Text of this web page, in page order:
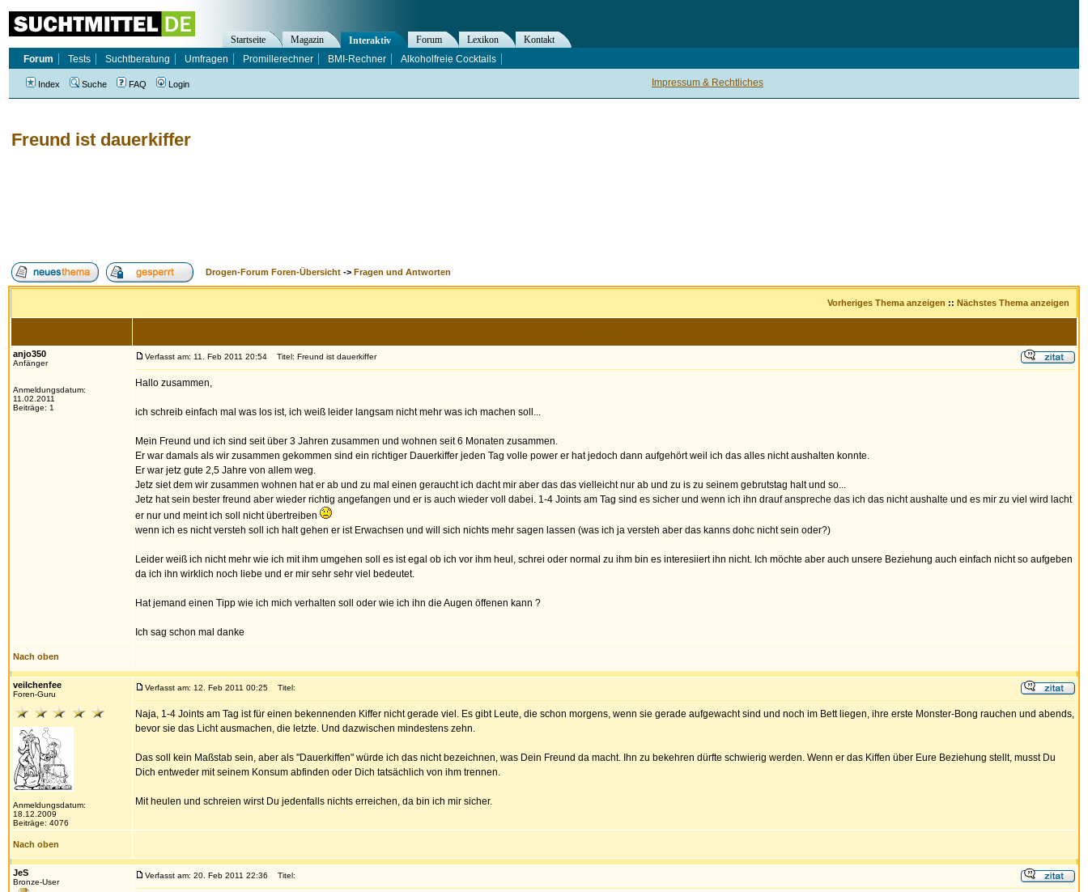
Freund ist dauerkiffer
Drogen-Forum Foren-Übersicht -> Fragen und Antworten
Vorheriges Thema anzeigen :: Nächstes Thema anzeigen
anjo350
Anfänger
Anmeldungsdatum:
11.02.2011
Beiträge: 1
Verfasst am: 11. Feb 2011 20:54 Titel: Freund ist dauerkiffer
Hallo zusammen,
ich schreib einfach mal was los ist, ich weiß leider langsam nicht mehr was ich machen soll...
Mein Freund und ich sind seit über 3 Jahren zusammen und wohnen seit 6 Monaten zusammen.
Er war damals als wir zusammen gekommen sind ein richtiger Dauerkiffer jeden Tag volle power er hat jedoch dann aufgehört weil ich das alles nicht aushalten konnte.
Er war jetz gute 2,5 Jahre von allem weg.
Jetz siet dem wir zusammen wohnen hat er ab und zu mal einen geraucht ich dacht mir aber das das vielleicht nur ab und zu is zu seinem gebrutstag halt und so...
Jetz hat sein bester freund aber wieder richtig angefangen und er is auch wieder voll dabei. 1-4 Joints am Tag sind es sicher und wenn ich ihn drauf anspreche das ich das nicht aushalte und es mir zu viel wird lacht
er nur und meint ich soll nicht übertreiben
wenn ich es nicht versteh soll ich halt gehen er ist Erwachsen und will sich nichts mehr sagen lassen (was ich ja versteh aber das kanns dohc nicht sein oder?)
Leider weiß ich nicht mehr wie ich mit ihm umgehen soll es ist egal ob ich vor ihm heul, schrei oder normal zu ihm bin es interesiiert ihn nicht. Ich möchte aber auch unsere Beziehung auch einfach nicht so aufgeben
da ich ihn wirklich noch liebe und er mir sehr sehr viel bedeutet.
Hat jemand einen Tipp wie ich mich verhalten soll oder wie ich ihn die Augen öffenen kann ?
Ich sag schon mal danke
Nach oben
veilchenfee
Foren-Guru
Anmeldungsdatum:
18.12.2009
Beiträge: 4076
Verfasst am: 12. Feb 2011 00:25 Titel:
Naja, 1-4 Joints am Tag ist für einen bekennenden Kiffer nicht gerade viel. Es gibt Leute, die schon morgens, wenn sie gerade aufgewacht sind und noch im Bett liegen, ihre erste Monster-Bong rauchen und abends,
bevor sie das Licht ausmachen, die letzte. Und dazwischen mindestens zehn.
Das soll kein Maßstab sein, aber als "Dauerkiffen" würde ich das nicht bezeichnen, was Dein Freund da macht. Ihn zu bekehren dürfte schwierig werden. Wenn er das Kiffen über Eure Beziehung stellt, musst Du
Dich entweder mit seinem Konsum abfinden oder Dich tatsächlich von ihm trennen.
Mit heulen und schreien wirst Du jedenfalls nichts erreichen, da bin ich mir sicher.
Nach oben
JeS
Bronze-User
Verfasst am: 20. Feb 2011 22:36 Titel:
Impressum & Rechtliches
Startseite Magazin Interaktiv Forum Lexikon
Kontakt
Forum
Tests Suchtberatung Umfragen Promillerechner BMI-Rechner Alkoholfreie Cocktails
Index Suche FAQ Login